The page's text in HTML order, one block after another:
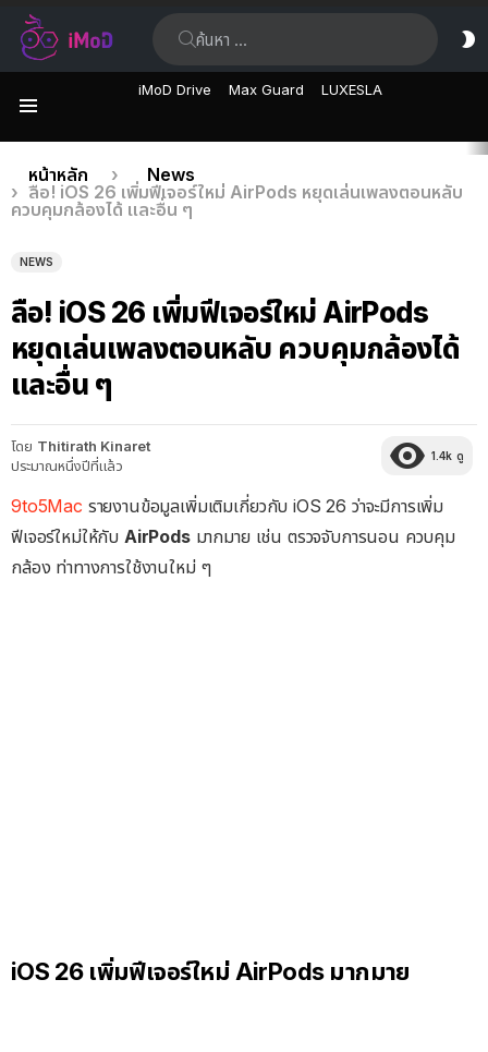
iMoD Drive Max Guard LUXESLA
เรื่อง
ล่าสุด
คุณอยู่ที่นี่:
หน้าหลัก
News
ลือ! iOS 26 เพิ่มฟีเจอร์ใหม่ AirPods หยุดเล่นเพลงตอนหลับ
ควบคุมกล้องได้ และอื่น ๆ
NEWS
ลือ! iOS 26 เพิ่มฟีเจอร์ใหม่ AirPods
หยุดเล่นเพลงตอนหลับ ควบคุมกล้องได้
และอื่น ๆ
โดย Thitirath Kinaret
ประมาณหนึ่งปีที่แล้ว
1.4k ดู
9to5Mac รายงานข้อมูลเพิ่มเติมเกี่ยวกับ iOS 26 ว่าจะมีการเพิ่ม
ฟีเจอร์ใหม่ให้กับ AirPodsมากมาย เช่น ตรวจจับการนอน ควบคุม
กล้อง ท่าทางการใช้งานใหม่ ๆ
iOS 26 เพิ่มฟีเจอร์ใหม่ AirPods มากมาย